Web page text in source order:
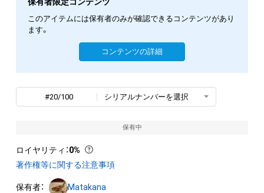
このアイテムには保有者のみが確認できるコンテンツがあり
ます。
コンテンツの詳細
#20/100 シリアルナンバーを選択
保有中
ロイヤリティ ：0%
著作権等に関する注意事項
保有者： Matakana